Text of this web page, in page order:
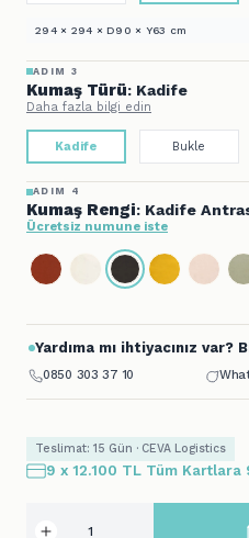
294 × 294 × D90 × Y63 cm
ADIM 3
Kumaş Türü: Kadife
Daha fazla bilgi edin
Kadife Bukle
ADIM 4
Kumaş Rengi: Kadife
Ücretsiz numune iste
Yardıma mı ihtiyacınız var?
0850 303 37 10
Teslimat: 15 Gün · CEVA Logistics
9 x 12.100 TL Tüm Kartlara